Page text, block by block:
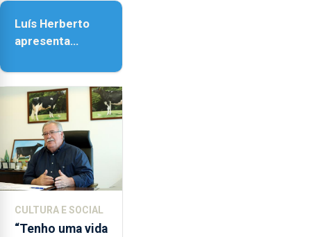
Luís Herberto
apresenta
Paisagem’
CULTURA E SOCIAL
“Tenho uma vida